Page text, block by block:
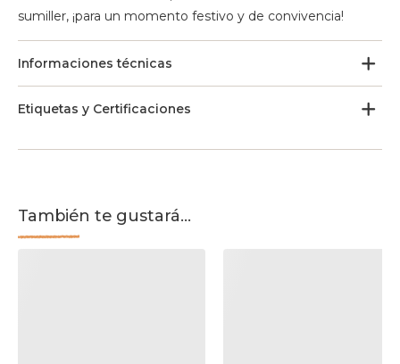
sumiller, ¡para un momento festivo y de convivencia!
Informaciones técnicas
Etiquetas y Certificaciones
También te gustará...